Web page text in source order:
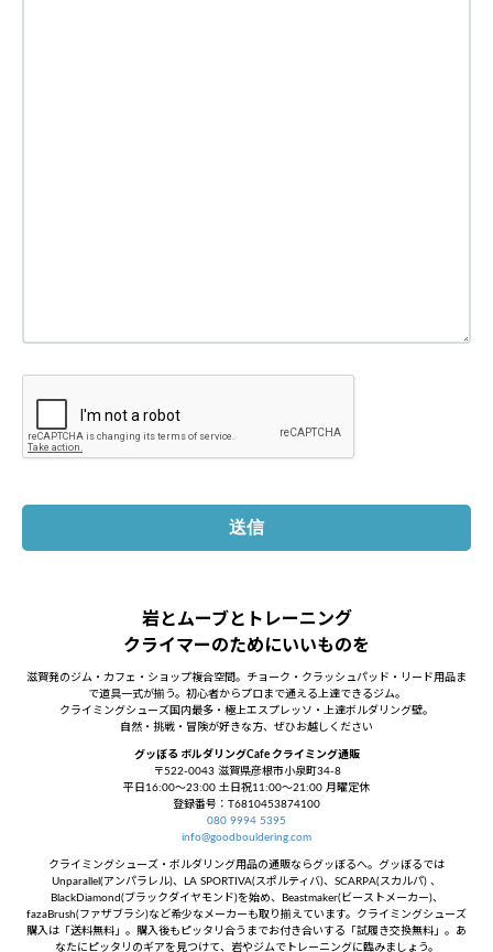
岩とムーブとトレーニング
クライマーのためにいいものを
滋賀発のジム・カフェ・ショップ複合空間。チョーク・クラッシュパッド・リード用品ま
で道具一式が揃う。初心者からプロまで通える上達できるジム。
クライミングシューズ国内最多・極上エスプレッソ・上達ボルダリング壁。
自然・挑戦・冒険が好きな方、ぜひお越しください
グッぼる ボルダリングCafe クライミング通販
〒522-0043 滋賀県彦根市小泉町34-8
平日16:00～23:00 土日祝11:00～21:00 月曜定休
登録番号：T6810453874100
080 9994 5395
info@goodbouldering.com
クライミングシューズ・ボルダリング用品の通販ならグッぼるへ。グッぼるでは
Unparallel(アンパラレル)、LA SPORTIVA(スポルティバ)、SCARPA(スカルパ) 、
BlackDiamond(ブラックダイヤモンド)を始め、Beastmaker(ビーストメーカー)、
fazaBrush(ファザブラシ)など希少なメーカーも取り揃えています。クライミングシューズ
購入は「送料無料」。購入後もピッタリ合うまでお付き合いする「試履き交換無料」。あ
なたにピッタリのギアを見つけて、岩やジムでトレーニングに臨みましょう。